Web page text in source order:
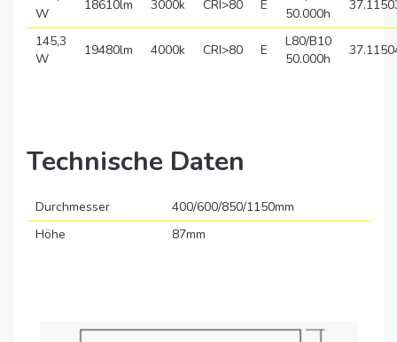
W
18610lm 3000k CRI>80 E
50.000h
145,3
W
19480lm 4000k CRI>80 E
L80/B10
50.000h
Technische Daten
Durchmesser
400/600/850/1150mm
Höhe
87mm